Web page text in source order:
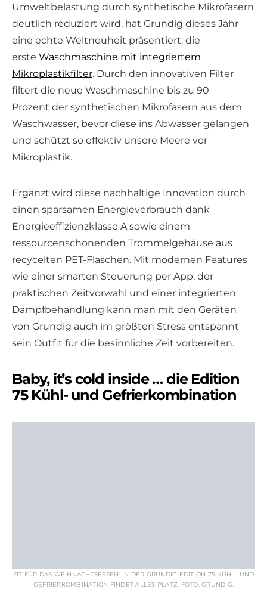
Umweltbelastung durch synthetische Mikrofasern
deutlich reduziert wird, hat Grundig dieses Jahr
eine echte Weltneuheit präsentiert: die
erste Waschmaschine mit integriertem
Mikroplastikfilter. Durch den innovativen Filter
filtert die neue Waschmaschine bis zu 90
Prozent der synthetischen Mikrofasern aus dem
Waschwasser, bevor diese ins Abwasser gelangen
und schützt so effektiv unsere Meere vor
Mikroplastik.
Ergänzt wird diese nachhaltige Innovation durch
einen sparsamen Energieverbrauch dank
Energieeffizienzklasse A sowie einem
ressourcenschonenden Trommelgehäuse aus
recycelten PET-Flaschen. Mit modernen Features
wie einer smarten Steuerung per App, der
praktischen Zeitvorwahl und einer integrierten
Dampfbehandlung kann man mit den Geräten
von Grundig auch im größten Stress entspannt
sein Outfit für die besinnliche Zeit vorbereiten.
Baby, it’s cold inside … die Edition
75 Kühl- und Gefrierkombination
FIT FÜR DAS WEIHNACHTSESSEN: IN DER GRUNDIG EDITION 75 KÜHL- UND
GEFRIERKOMBINATION FINDET ALLES PLATZ. FOTO: GRUNDIG.